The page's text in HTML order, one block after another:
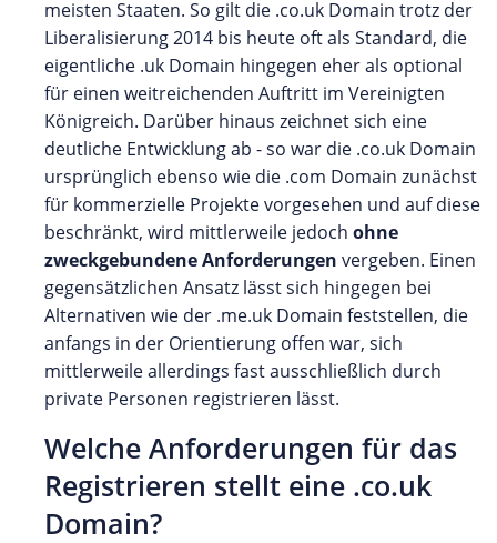
meisten Staaten. So gilt die .co.uk Domain trotz der
Liberalisierung 2014 bis heute oft als Standard, die
eigentliche .uk Domain hingegen eher als optional
für einen weitreichenden Auftritt im Vereinigten
Königreich. Darüber hinaus zeichnet sich eine
deutliche Entwicklung ab - so war die .co.uk Domain
ursprünglich ebenso wie die .com Domain zunächst
für kommerzielle Projekte vorgesehen und auf diese
beschränkt, wird mittlerweile jedoch ohne
zweckgebundene Anforderungen vergeben. Einen
gegensätzlichen Ansatz lässt sich hingegen bei
Alternativen wie der .me.uk Domain feststellen, die
anfangs in der Orientierung offen war, sich
mittlerweile allerdings fast ausschließlich durch
private Personen registrieren lässt.
Welche Anforderungen für das
Registrieren stellt eine .co.uk
Domain?